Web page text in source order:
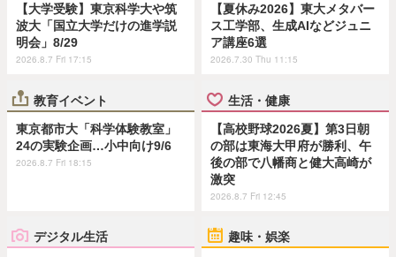
【大学受験】東京科学大や筑
波大「国立大学だけの進学説
明会」8/29
2026.8.7 Fri 17:15
【夏休み2026】東大メタバー
ス工学部、生成AIなどジュニ
ア講座6選
2026.7.30 Thu 11:15
教育イベント
東京都市大「科学体験教室」
24の実験企画…小中向け9/6
2026.8.7 Fri 18:15
生活・健康
【高校野球2026夏】第3日朝
の部は東海大甲府が勝利、午
後の部で八幡商と健大高崎が
激突
2026.8.7 Fri 12:45
デジタル生活 趣味・娯楽